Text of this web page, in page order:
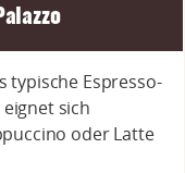
typische Espresso-
sich
oder Latte